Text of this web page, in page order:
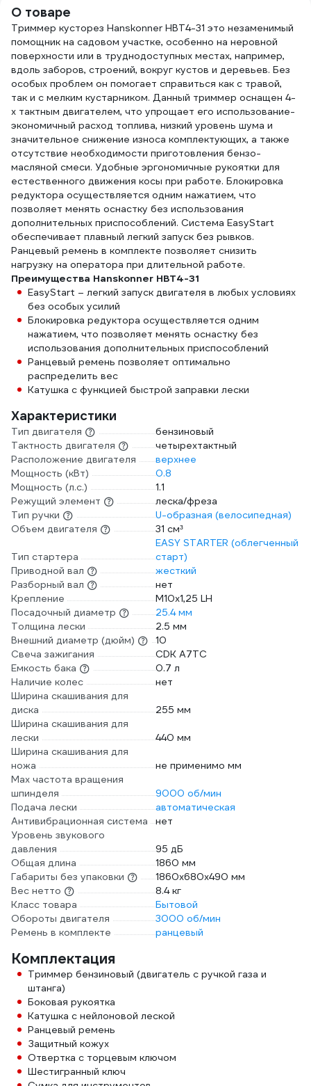
О товаре
Триммер кусторез Hanskonner HBT4-31 это незаменимый
помощник на садовом участке, особенно на неровной
поверхности или в труднодоступных местах, например,
вдоль заборов, строений, вокруг кустов и деревьев. Без
особых проблем он помогает справиться как с травой,
так и с мелким кустарником. Данный триммер оснащен 4-
х тактным двигателем, что упрощает его использование-
экономичный расход топлива, низкий уровень шума и
значительное снижение износа комплектующих, а также
отсутствие необходимости приготовления бензо-
масляной смеси. Удобные эргономичные рукоятки для
естественного движения косы при работе. Блокировка
редуктора осуществляется одним нажатием, что
позволяет менять оснастку без использования
дополнительных приспособлений. Система EasyStart
обеспечивает плавный легкий запуск без рывков.
Ранцевый ремень в комплекте позволяет снизить
нагрузку на оператора при длительной работе.
Преимущества Hanskonner HBT4-31
EasyStart – легкий запуск двигателя в любых условиях
без особых усилий
Блокировка редуктора осуществляется одним
нажатием, что позволяет менять оснастку без
использования дополнительных приспособлений
Ранцевый ремень позволяет оптимально
распределить вес
Катушка с функцией быстрой заправки лески
Характеристики
Тип двигателя
бензиновый
Тактность двигателя
четырехтактный
Расположение двигателя
верхнее
Мощность (кВт)
0.8
Мощность (л.с.)
1.1
Режущий элемент
леска/фреза
Тип ручки
U-образная (велосипедная)
Объем двигателя
31 см³
Тип стартера
EASY STARTER (облегченный
старт)
Приводной вал
жесткий
Разборный вал
нет
Крепление
М10х1,25 LH
Посадочный диаметр
25.4 мм
Толщина лески
2.5 мм
Внешний диаметр (дюйм)
10
Свеча зажигания
CDK A7TC
Емкость бака
0.7 л
Наличие колес
нет
Ширина скашивания для
диска
255 мм
Ширина скашивания для
лески
440 мм
Ширина скашивания для
ножа
не применимо мм
Max частота вращения
шпинделя
9000 об/мин
Подача лески
автоматическая
Антивибрационная система
нет
Уровень звукового
давления
95 дБ
Общая длина
1860 мм
Габариты без упаковки
1860х680х490 мм
Вес нетто
8.4 кг
Класс товара
Бытовой
Обороты двигателя
3000 об/мин
Ремень в комплекте
ранцевый
Комплектация
Триммер бензиновый (двигатель с ручкой газа и
штанга)
Боковая рукоятка
Катушка с нейлоновой леской
Ранцевый ремень
Защитный кожух
Отвертка с торцевым ключом
Шестигранный ключ